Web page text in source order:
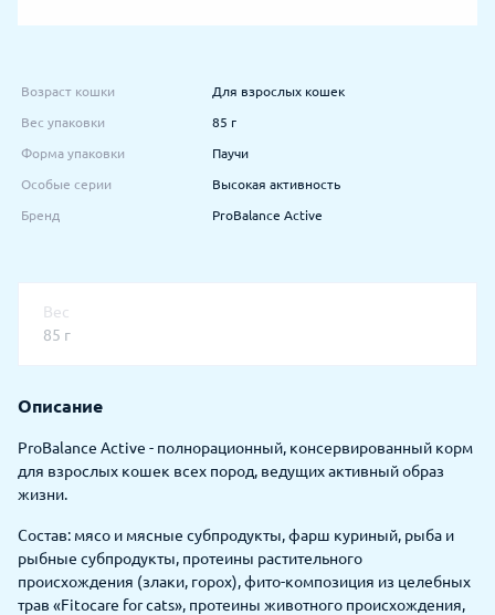
Возраст кошки Для взрослых кошек
Вес упаковки 85 г
Форма упаковки Паучи
Особые серии Высокая активность
Бренд ProBalance Active
Вес
85 г
Описание
ProBalance Active - полнорационный, консервированный корм
для взрослых кошек всех пород, ведущих активный образ
жизни.
Состав: мясо и мясные субпродукты, фарш куриный, рыба и
рыбные субпродукты, протеины растительного
происхождения (злаки, горох), фито-композиция из целебных
трав «Fitocare for cats», протеины животного происхождения,